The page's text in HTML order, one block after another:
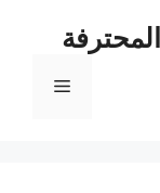
القائمة